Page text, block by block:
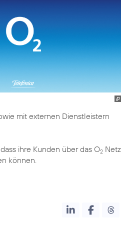
mit externen Dienstleistern
ihre Kunden über das O2 Netz
können.